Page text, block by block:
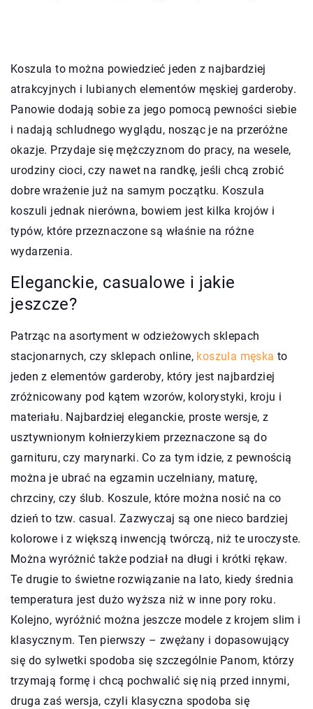
Koszula to można powiedzieć jeden z najbardziej
atrakcyjnych i lubianych elementów męskiej garderoby.
Panowie dodają sobie za jego pomocą pewności siebie
i nadają schludnego wyglądu, nosząc je na przeróżne
okazje. Przydaje się mężczyznom do pracy, na wesele,
urodziny cioci, czy nawet na randkę, jeśli chcą zrobić
dobre wrażenie już na samym początku. Koszula
koszuli jednak nierówna, bowiem jest kilka krojów i
typów, które przeznaczone są właśnie na różne
wydarzenia.
Eleganckie, casualowe i jakie
jeszcze?
Patrząc na asortyment w odzieżowych sklepach
stacjonarnych, czy sklepach online, koszula męska to
jeden z elementów garderoby, który jest najbardziej
zróżnicowany pod kątem wzorów, kolorystyki, kroju i
materiału. Najbardziej eleganckie, proste wersje, z
usztywnionym kołnierzykiem przeznaczone są do
garnituru, czy marynarki. Co za tym idzie, z pewnością
można je ubrać na egzamin uczelniany, maturę,
chrzciny, czy ślub. Koszule, które można nosić na co
dzień to tzw. casual. Zazwyczaj są one nieco bardziej
kolorowe i z większą inwencją twórczą, niż te uroczyste.
Można wyróżnić także podział na długi i krótki rękaw.
Te drugie to świetne rozwiązanie na lato, kiedy średnia
temperatura jest dużo wyższa niż w inne pory roku.
Kolejno, wyróżnić można jeszcze modele z krojem slim i
klasycznym. Ten pierwszy – zwężany i dopasowujący
się do sylwetki spodoba się szczególnie Panom, którzy
trzymają formę i chcą pochwalić się nią przed innymi,
druga zaś wersja, czyli klasyczna spodoba się